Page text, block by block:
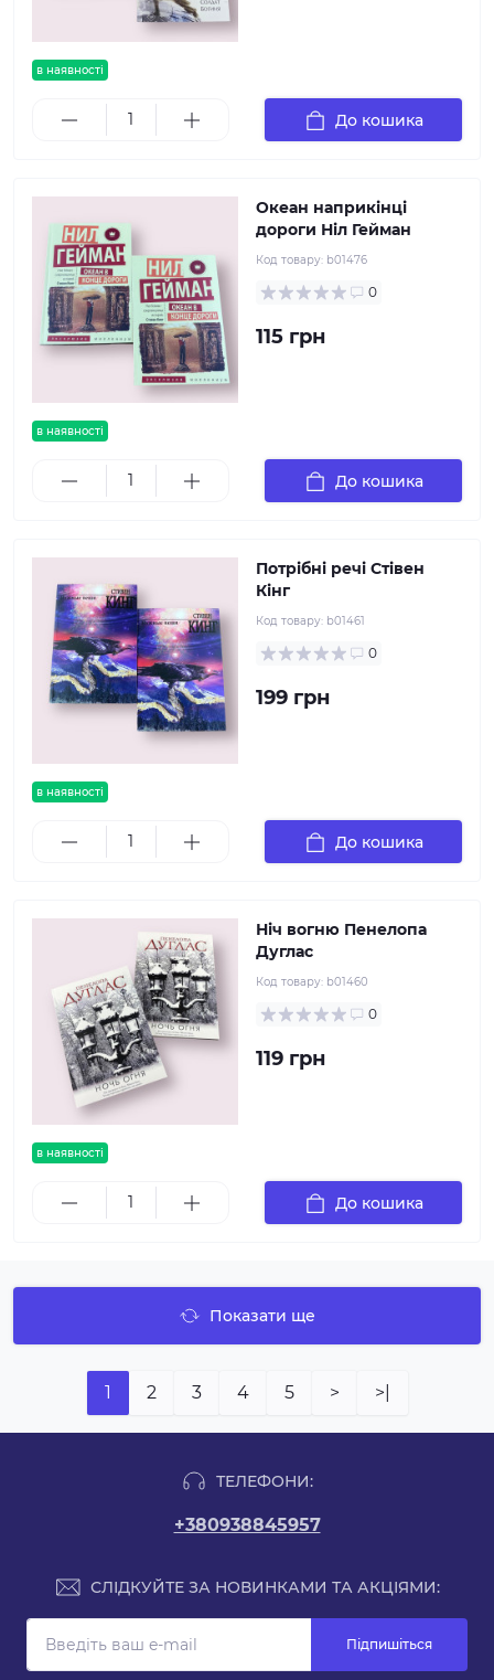
в наявності
До кошика
в наявності
Океан наприкінці
дороги Ніл Гейман
Код товару: b01476
0
115 грн
До кошика
в наявності
Потрібні речі Стівен
Кінг
Код товару: b01461
0
199 грн
До кошика
в наявності
Ніч вогню Пенелопа
Дуглас
Код товару: b01460
0
119 грн
До кошика
Показати ще
1 2 3 4 5 > >|
ТЕЛЕФОНИ:
+380938845957
СЛІДКУЙТЕ ЗА НОВИНКАМИ ТА АКЦІЯМИ:
Підпишіться